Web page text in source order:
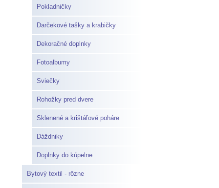
Pokladničky
Darčekové tašky a krabičky
Dekoračné doplnky
Fotoalbumy
Sviečky
Rohožky pred dvere
Sklenené a krištáľové poháre
Dáždniky
Doplnky do kúpelne
Bytový textil - rôzne